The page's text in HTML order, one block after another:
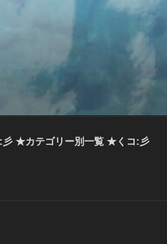
:彡 ★カテゴリー別一覧 ★くコ:彡